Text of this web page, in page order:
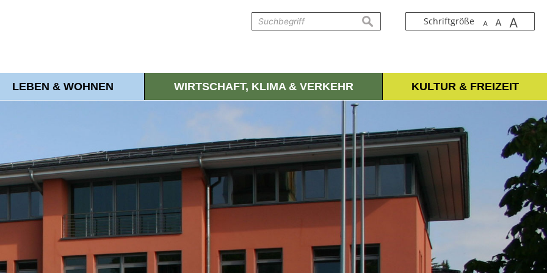
Schriftgröße A A A
suchen
LEBEN & WOHNEN WIRTSCHAFT, KLIMA & VERKEHR KULTUR & FREIZEIT